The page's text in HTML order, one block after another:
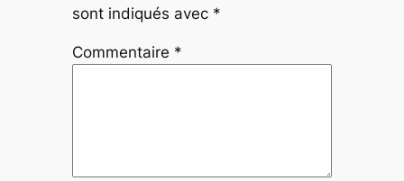
sont indiqués avec *
Commentaire *